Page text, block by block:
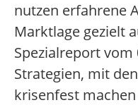
nutzen erfahrene
Marktlage gezielt
Spezialreport vom
Strategien, mit
krisenfest